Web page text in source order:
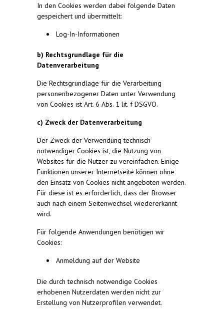
In den Cookies werden dabei folgende Daten
gespeichert und übermittelt:
Log-In-Informationen
b) Rechtsgrundlage für die
Datenverarbeitung
Die Rechtsgrundlage für die Verarbeitung
personenbezogener Daten unter Verwendung
von Cookies ist Art. 6 Abs. 1 lit. f DSGVO.
c) Zweck der Datenverarbeitung
Der Zweck der Verwendung technisch
notwendiger Cookies ist, die Nutzung von
Websites für die Nutzer zu vereinfachen. Einige
Funktionen unserer Internetseite können ohne
den Einsatz von Cookies nicht angeboten werden.
Für diese ist es erforderlich, dass der Browser
auch nach einem Seitenwechsel wiedererkannt
wird.
Für folgende Anwendungen benötigen wir
Cookies:
Anmeldung auf der Website
Die durch technisch notwendige Cookies
erhobenen Nutzerdaten werden nicht zur
Erstellung von Nutzerprofilen verwendet.